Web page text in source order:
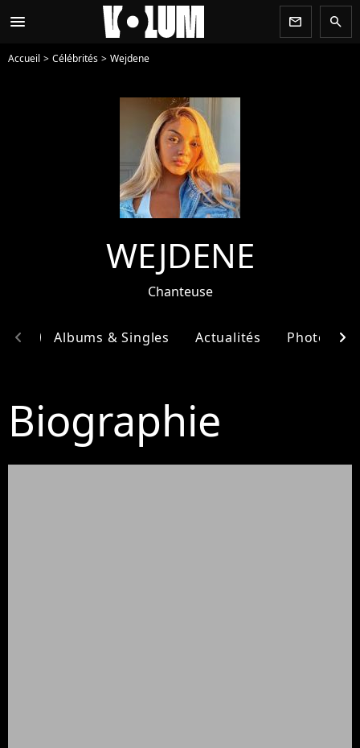
menu newsletter search
Accueil Célébrités Wejdene
WEJDENE
Chanteuse
Albums & Singles Actualités Photos
chevron_left chevron_right
Biographie